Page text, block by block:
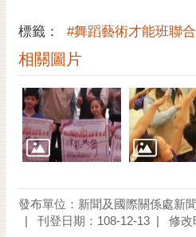
市
民
信
箱
English
日
本
隱
標籤： #舞蹈藝術才能班聯
相關圖片
發布單位：新聞及國際關係處新
刊登日期：108-12-13
修改